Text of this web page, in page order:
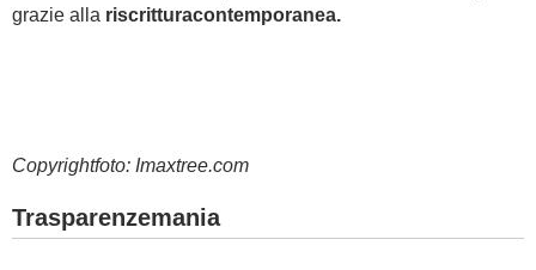
grazie alla riscritturacontemporanea.
Copyrightfoto: Imaxtree.com
Trasparenzemania